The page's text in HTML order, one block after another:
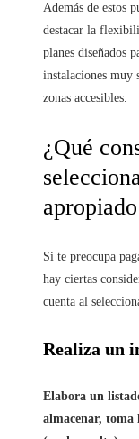
Además de estos
destacar la
planes diseñados
instalaciones muy
zonas accesibles.
¿Qué
Si te preocupa
hay ciertas
cuenta al
Realiza un
Elabora un
almacenar, toma